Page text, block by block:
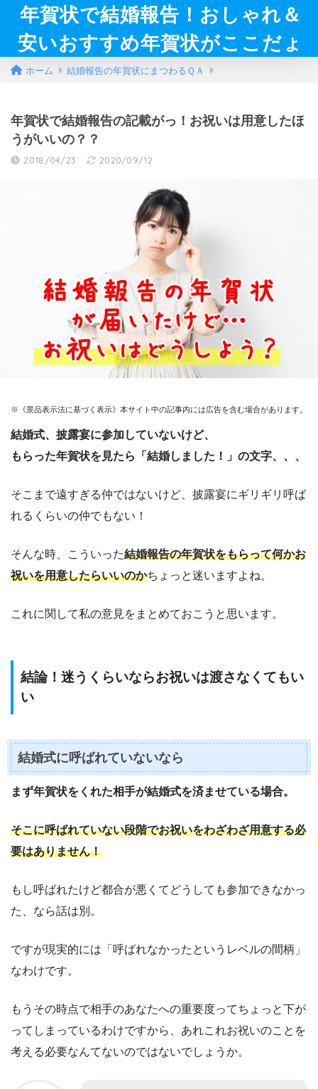
年賀状で結婚報告！おしゃれ＆
安いおすすめ年賀状がここだょ
ホーム 結婚報告の年賀状にまつわるＱＡ
年賀状で結婚報告の記載がっ！お祝いは用意したほ
うがいいの？？
2018/04/23 2020/09/12
※《景品表示法に基づく表示》本サイト中の記事内には広告を含む場合があります。
結婚式、披露宴に参加していないけど、
もらった年賀状を見たら「結婚しました！」の文字、、、
そこまで遠すぎる仲ではないけど、披露宴にギリギリ呼ば
れるくらいの仲でもない！
そんな時、こういった結婚報告の年賀状をもらって何かお
祝いを用意したらいいのかちょっと迷いますよね。
これに関して私の意見をまとめておこうと思います。
結論！迷うくらいならお祝いは渡さなくてもい
い
結婚式に呼ばれていないなら
まず年賀状をくれた相手が結婚式を済ませている場合。
そこに呼ばれていない段階でお祝いをわざわざ用意する必
要はありません！
もし呼ばれたけど都合が悪くてどうしても参加できなかっ
た、なら話は別。
ですが現実的には「呼ばれなかったというレベルの間柄」
なわけです。
もうその時点で相手のあなたへの重要度ってちょっと下が
ってしまっているわけですから、あれこれお祝いのことを
考える必要なんてないのではないでしょうか。